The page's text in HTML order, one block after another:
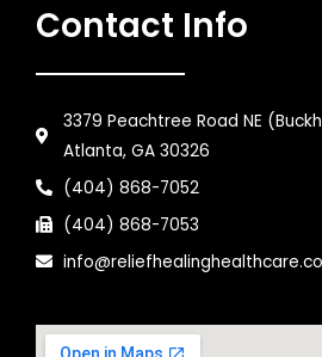
Contact Info
3379 Peachtree Road NE
Atlanta, GA 30326
(404) 868-7052
(404) 868-7053